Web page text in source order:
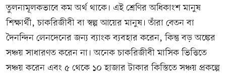
তুলনামূলকভাবে কম অর্থ থাকে। এই শ্রেণির অধিকাংশ মানুষ
শিক্ষার্থী, চাকরিজীবী বা স্বল্প আয়ের মানুষ। তাঁরা বেতন বা
দৈনন্দিন লেনদেনের জন্য ব্যাংক ব্যবহার করেন, কিন্তু বড় অঙ্কের
সঞ্চয় সাধারণত করেন না। অনেক চাকরিজীবী মাসিক ভিত্তিতে
সঞ্চয় করেন এবং ৫ থেকে ১০ হাজার টাকার কিস্তিতে সঞ্চয় প্রকল্পে